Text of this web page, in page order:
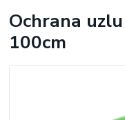
Ochrana
100cm